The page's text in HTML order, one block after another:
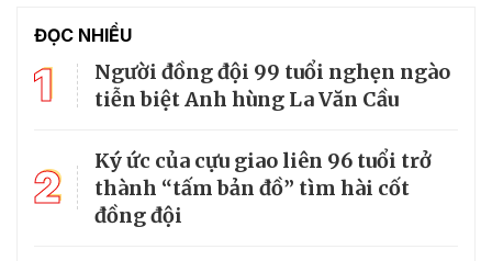
ĐỌC NHIỀU
1
Người đồng đội 99 tuổi nghẹn ngào
tiễn biệt Anh hùng La Văn Cầu
2
Ký ức của cựu giao liên 96 tuổi trở
thành “tấm bản đồ” tìm hài cốt
đồng đội